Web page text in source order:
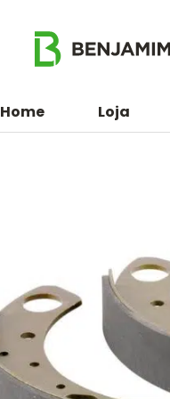
Home Loja